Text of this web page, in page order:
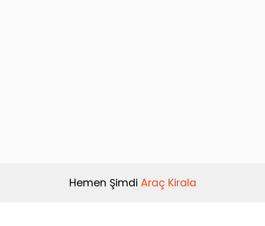
Hemen Şimdi Araç Kirala